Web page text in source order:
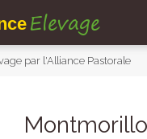
Elevage
par l'Alliance Pastorale